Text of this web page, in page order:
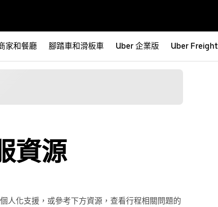
家和餐廳 腳踏車和滑板車 Uber 企業版 Uber Freight
資源
人化支援，或參考下方資源，查看行程相關問題的